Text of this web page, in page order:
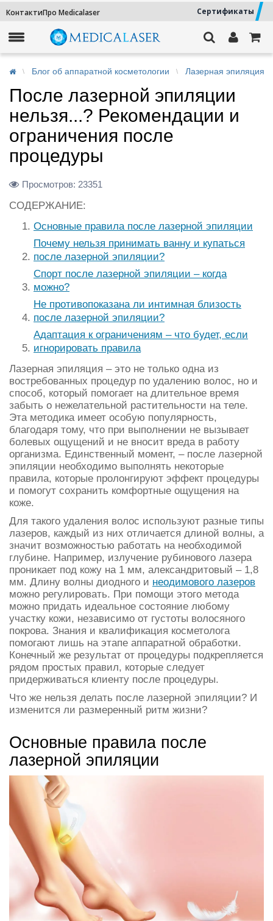
КонтактиПро Medicalaser Сертификаты
Блог об аппаратной косметологии Лазерная эпиляция
После лазерной эпиляции
нельзя...? Рекомендации и
ограничения после
процедуры
Просмотров: 23351
СОДЕРЖАНИЕ:
Основные правила после лазерной эпиляции
Почему нельзя принимать ванну и купаться
после лазерной эпиляции?
Спорт после лазерной эпиляции – когда
можно?
Не противопоказана ли интимная близость
после лазерной эпиляции?
Адаптация к ограничениям – что будет, если
игнорировать правила
Лазерная эпиляция – это не только одна из
востребованных процедур по удалению волос, но и
способ, который помогает на длительное время
забыть о нежелательной растительности на теле.
Эта методика имеет особую популярность,
благодаря тому, что при выполнении не вызывает
болевых ощущений и не вносит вреда в работу
организма. Единственный момент, – после лазерной
эпиляции необходимо выполнять некоторые
правила, которые пролонгируют эффект процедуры
и помогут сохранить комфортные ощущения на
коже.
Для такого удаления волос используют разные типы
лазеров, каждый из них отличается длиной волны, а
значит возможностью работать на необходимой
глубине. Например, излучение рубинового лазера
проникает под кожу на 1 мм, александритовый – 1,8
мм. Длину волны диодного и неодимового лазеров
можно регулировать. При помощи этого метода
можно придать идеальное состояние любому
участку кожи, независимо от густоты волосяного
покрова. Знания и квалификация косметолога
помогают лишь на этапе аппаратной обработки.
Конечный же результат от процедуры подкрепляется
рядом простых правил, которые следует
придерживаться клиенту после процедуры.
Что же нельзя делать после лазерной эпиляции? И
изменится ли размеренный ритм жизни?
Основные правила после
лазерной эпиляции